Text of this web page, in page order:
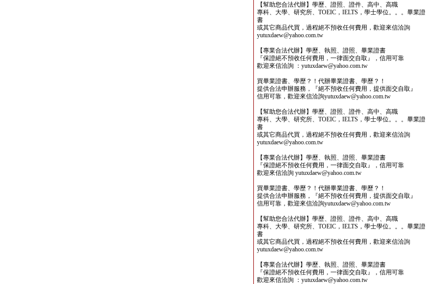
【幫助您合法代辦】學歷、證照、證件、高中、高職
專科、大學、研究所、TOEIC，IELTS，學士學位。。。畢業證
書
或其它商品代買，過程絕不預收任何費用，歡迎來信洽詢
yutuxdaew@yahoo.com.tw
【專業合法代辦】學歷、執照、證照、畢業證書
『保證絕不預收任何費用，一律面交自取』，信用可靠
歡迎來信洽詢 ：yutuxdaew@yahoo.com.tw
買畢業證書、學歷？！代辦畢業證書、學歷？！
提供合法申辦服務，『絕不預收任何費用，提供面交自取』
信用可靠，歡迎來信洽詢yutuxdaew@yahoo.com.tw
【幫助您合法代辦】學歷、證照、證件、高中、高職
專科、大學、研究所、TOEIC，IELTS，學士學位。。。畢業證
書
或其它商品代買，過程絕不預收任何費用，歡迎來信洽詢
yutuxdaew@yahoo.com.tw
【專業合法代辦】學歷、執照、證照、畢業證書
『保證絕不預收任何費用，一律面交自取』，信用可靠
歡迎來信洽詢 yutuxdaew@yahoo.com.tw
買畢業證書、學歷？！代辦畢業證書、學歷？！
提供合法申辦服務，『絕不預收任何費用，提供面交自取』
信用可靠，歡迎來信洽詢yutuxdaew@yahoo.com.tw
【幫助您合法代辦】學歷、證照、證件、高中、高職
專科、大學、研究所、TOEIC，IELTS，學士學位。。。畢業證
書
或其它商品代買，過程絕不預收任何費用，歡迎來信洽詢
yutuxdaew@yahoo.com.tw
【專業合法代辦】學歷、執照、證照、畢業證書
『保證絕不預收任何費用，一律面交自取』，信用可靠
歡迎來信洽詢 ：yutuxdaew@yahoo.com.tw